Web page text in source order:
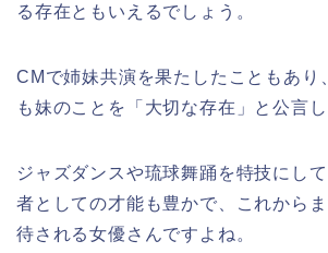
る存在ともいえるでしょう。
CMで姉妹共演を果たしたこともあり
も妹のことを「大切な存在」と公言し
ジャズダンスや琉球舞踊を特技にし
者としての才能も豊かで、これから
待される女優さんですよね。